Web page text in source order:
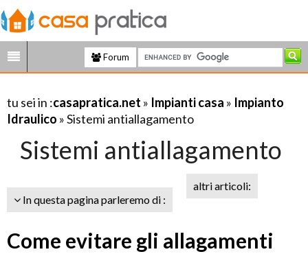
Forum
tu sei in :casapratica.net » Impianti casa » Impianto
Idraulico » Sistemi antiallagamento
Sistemi antiallagamento
In questa pagina parleremo di :
altri articoli:
Come evitare gli allagamenti